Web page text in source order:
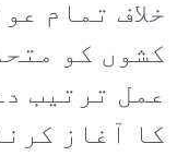
خلاف تمام
کشوں کو
عمل ترتیب
کا آغاز